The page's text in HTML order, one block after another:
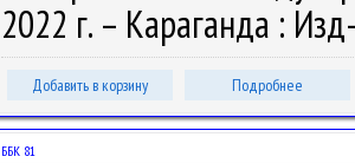
2022 г. – Караганда :
Добавить в корзину Подробнее
ББК 81